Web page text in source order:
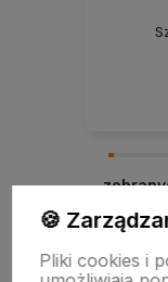
🍪
Pliki cookies i